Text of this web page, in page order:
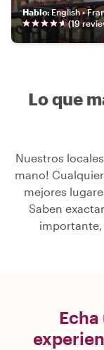
Hablo:English •
(19
Lo que
Nuestros
mano!
mejores
Saben